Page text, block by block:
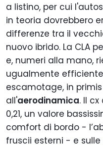
a listino, per cui
in teoria dovrebbero
differenze tra il
nuovo ibrido. La CLA
e, numeri alla mano,
ugualmente
escamotage, in
all'aerodinamica. Il
0,21, un valore
comfort di bordo -
fruscii esterni - e